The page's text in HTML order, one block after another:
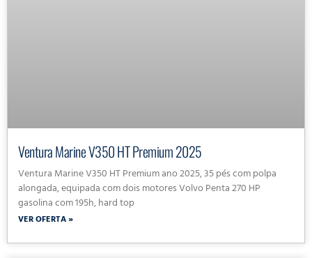
Ventura Marine V350 HT Premium 2025
Ventura Marine V350 HT Premium ano 2025, 35 pés com polpa
alongada, equipada com dois motores Volvo Penta 270 HP
gasolina com 195h, hard top
VER OFERTA »